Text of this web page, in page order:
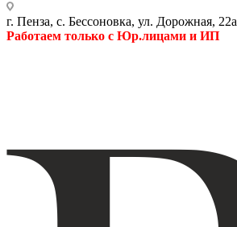
г. Пенза, с. Бессоновка, ул. Дорожная, 22а
Работаем только с Юр.лицами и ИП